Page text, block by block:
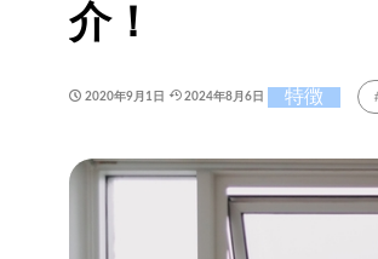
介！
2020年9月1日 2024年8月6日 特徴